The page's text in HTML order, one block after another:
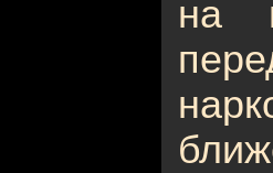
на